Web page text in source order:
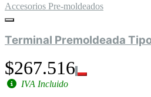
Accesorios Pre-moldeados
Terminal Premoldeada
$267.516
IVA Incluido